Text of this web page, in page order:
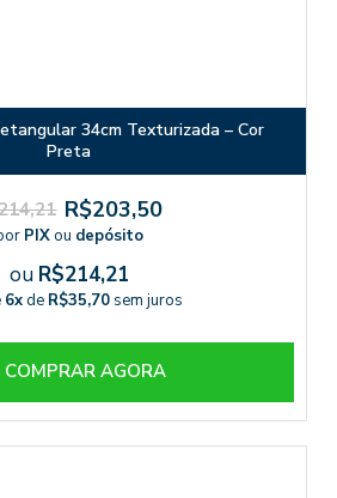
34cm Texturizada – Cor
Preta
R$203,50
PIXou depósito
ou R$214,21
6xde R$35,70 sem juros
COMPRAR AGORA